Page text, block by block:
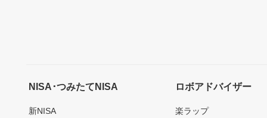
NISA･つみたてNISA
新NISA
ロボアドバイザー
楽ラップ